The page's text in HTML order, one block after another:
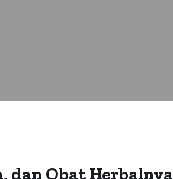
dan Obat Herbalnya